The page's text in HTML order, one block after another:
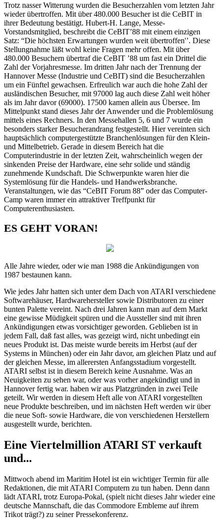
Trotz nasser Witterung wurden die Besucherzahlen vom letzten Jahr
wieder übertroffen. Mit über 480.000 Besucher ist die CeBIT in
ihrer Bedeutung bestätigt. Hubert-H. Lange, Messe-
Vorstandsmitglied, beschreibt die CeBIT’88 mit einem einzigen
Satz: “Die höchsten Erwartungen wurden weit übertroffen'’. Diese
Stellungnahme läßt wohl keine Fragen mehr offen. Mit über
480.000 Besuchern übertraf die CeBIT ’88 um fast ein Drittel die
Zahl der Vorjahresmesse. Im dritten Jahr nach der Trennung der
Hannover Messe (Industrie und CeBIT) sind die Besucherzahlen
um ein Fünftel gewachsen. Erfreulich war auch die hohe Zahl der
ausländischen Besucher, mit 97000 lag auch diese Zahl weit höher
als im Jahr davor (69000). 17500 kamen allein aus Übersee. Im
Mittelpunkt stand dieses Jahr der Anwender und die Problemlösung
mittels eines Rechners. In den Messehallen 5, 6 und 7 wurde ein
besonders starker Besucherandrang festgestellt. Hier vereinten sich
hauptsächlich computergestützte Branchenlösungen für den Klein-
und Mittelbetrieb. Gerade in diesem Bereich hat die
Computerindustrie in der letzten Zeit, wahrscheinlich wegen der
sinkenden Preise der Hardware, eine sehr solide und ständig
zunehmende Kundschaft. Die Schwerpunkte waren hier die
Systemlösung für die Handels- und Handwerksbranche.
Veranstaltungen, wie das “CeBIT Forum 88” oder das Computer-
Camp waren immer ein attraktiver Treffpunkt für
Computerenthusiasten.
ES GEHT VORAN!
Alle Jahre wieder, oder wie man 1988 die Ankündigungen von
1987 bestaunen kann.
Wie jedes Jahr hatten sich unter dem Dach von ATARI verschiedene
Softwarehäuser, Hardwarehersteller sowie Distributoren zu einer
bunten Palette vereint. Nach drei Jahren kann man auf dem Markt
eine gewisse Müdigkeit spüren und die Aussteller sind mit ihren
Ankündigungen etwas vorsichtiger geworden. Geblieben ist in
jedem Fall, daß fast alles, was gezeigt wird, nicht unbedingt ein
neues Produkt ist. Das meiste wurde bereits im Herbst (auf der
Systems in München) oder ein Jahr davor, am gleichen Platz und auf
der gleichen Messe, im allerersten Anfangsstadium vorgestellt.
ATARI selbst ist in diesem Bereich keine Ausnahme. Was an
Neuigkeiten zu sehen war, oder was vorher angekündigt und in
Hannover fertig war. haben wir aus Platzgründen in zwei Teile
geteilt. Wir werden in diesem Heft alle von ATARI vorgestellten
neue Produkte beschreiben, und im nächsten Heft werden wir über
die neue Soft- sowie Hardware, die von verschiedenen Herstellern
ausgestellt wurde, berichten.
Eine Viertelmillion ATARI ST verkauft
und...
Mittwoch abend im Maritim Hotel ist ein wichtiger Termin für alle
Redaktionen, die mit ATARI Computern zu tun haben. Denn dann
lädt ATARI, trotz Europa-Pokal, (spielt nicht dieses Jahr wieder eine
deutsche Mannschaft, die das Commodore Embleme auf ihrem
Trikot trägt?) zu seiner Pressekonferenz.